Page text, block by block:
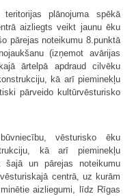
plānojuma spēkā
aizliegts veikt jaunu ēku
pārejas noteikumu 8.punktā
(izņemot avārijas
ārtelpā apdraud cilvēku
kā arī pieminekļu
pārveido kultūrvēsturisko
vēsturisko ēku
kā arī pieminekļu
šajā un pārejas noteikumu
centrā, uz kurām
aizliegumi, līdz Rīgas